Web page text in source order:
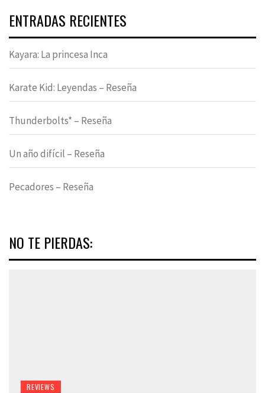
ENTRADAS RECIENTES
Kayara: La princesa Inca
Karate Kid: Leyendas – Reseña
Thunderbolts* – Reseña
Un año difícil – Reseña
Pecadores – Reseña
NO TE PIERDAS:
REVIEWS